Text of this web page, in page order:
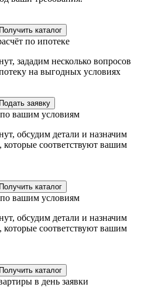
Получить каталог
по ипотеке
зададим несколько вопросов
на выгодных условиях
Подать заявку
вашим условиям
обсудим детали и назначим
которые соответствуют вашим
Получить каталог
вашим условиям
обсудим детали и назначим
которые соответствуют вашим
Получить каталог
в день заявки